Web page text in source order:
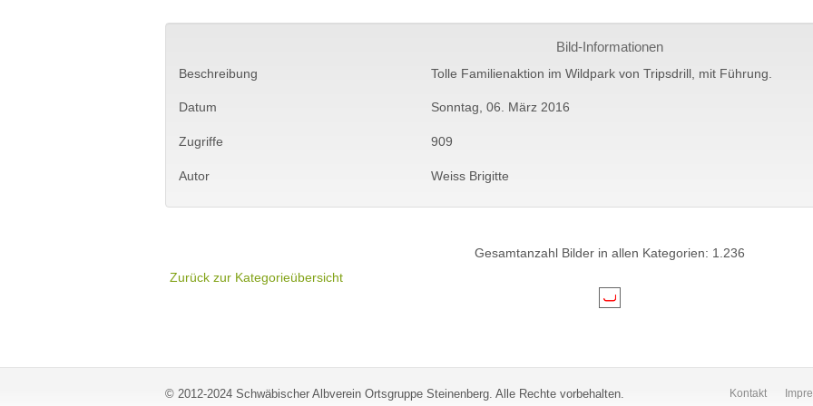
Bild-Informationen
Beschreibung Tolle Familienaktion im Wildpark von Tripsdrill, mit Führung.
Datum Sonntag, 06. März 2016
Zugriffe 909
Autor Weiss Brigitte
Gesamtanzahl Bilder in allen Kategorien: 1.236
Zurück zur Kategorieübersicht
Kontakt
© 2012-2024 Schwäbischer Albverein Ortsgruppe Steinenberg. Alle Rechte vorbehalten.